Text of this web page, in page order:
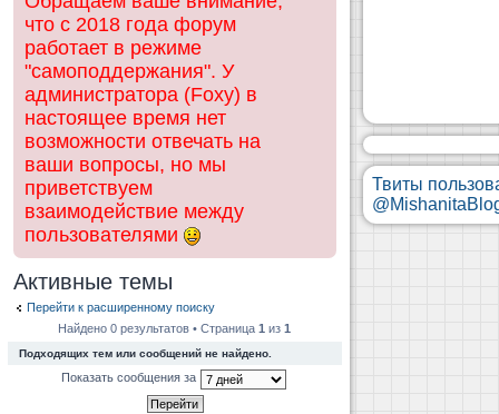
что с 2018 года форум
работает в режиме
"самоподдержания". У
администратора (Foxy) в
настоящее время нет
возможности отвечать на
ваши вопросы, но мы
приветствуем
взаимодействие между
пользователями
Активные темы
Перейти к расширенному поиску
Найдено 0 результатов • Страница1 из1
Подходящих тем или сообщений не найдено.
Показать сообщения за
Твиты